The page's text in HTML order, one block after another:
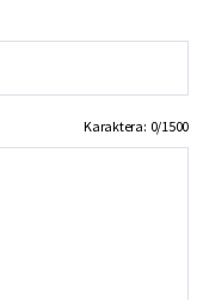
Karaktera: 0/1500